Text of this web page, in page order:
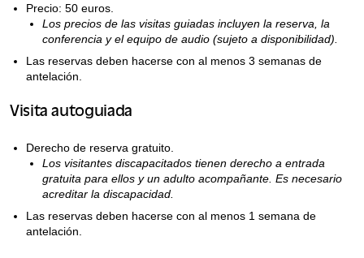
Precio: 50 euros.
Los precios de las visitas guiadas incluyen la reserva, la
conferencia y el equipo de audio (sujeto a disponibilidad).
Las reservas deben hacerse con al menos 3 semanas de
antelación.
Visita autoguiada
Derecho de reserva gratuito.
Los visitantes discapacitados tienen derecho a entrada
gratuita para ellos y un adulto acompañante. Es necesario
acreditar la discapacidad.
Las reservas deben hacerse con al menos 1 semana de
antelación.